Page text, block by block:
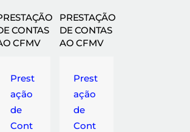
CONTAS
CFMV
Prest
ação
de
Cont
PRESTAÇÃO
DE CONTAS
AO CFMV
Prest
ação
de
Cont